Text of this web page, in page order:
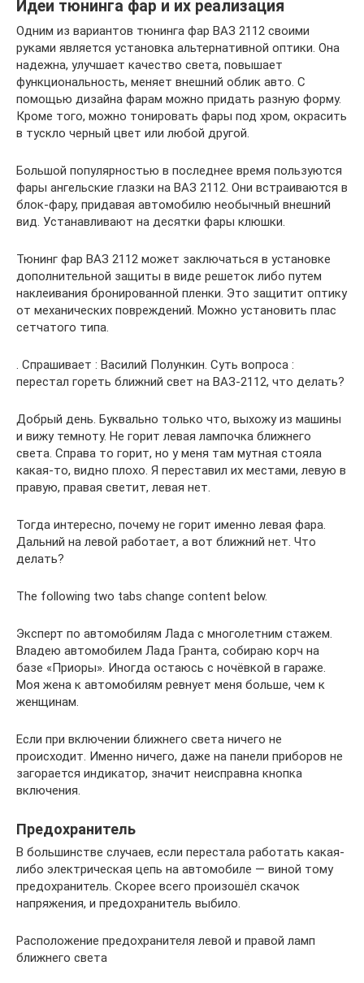
Идеи тюнинга фар и их реализация
Одним из вариантов тюнинга фар ВАЗ 2112 своими
руками является установка альтернативной оптики. Она
надежна, улучшает качество света, повышает
функциональность, меняет внешний облик авто. С
помощью дизайна фарам можно придать разную форму.
Кроме того, можно тонировать фары под хром, окрасить
в тускло черный цвет или любой другой.
Большой популярностью в последнее время пользуются
фары ангельские глазки на ВАЗ 2112. Они встраиваются в
блок-фару, придавая автомобилю необычный внешний
вид. Устанавливают на десятки фары клюшки.
Тюнинг фар ВАЗ 2112 может заключаться в установке
дополнительной защиты в виде решеток либо путем
наклеивания бронированной пленки. Это защитит оптику
от механических повреждений. Можно установить плас
сетчатого типа.
. Спрашивает : Василий Полункин. Суть вопроса :
перестал гореть ближний свет на ВАЗ-2112, что делать?
Добрый день. Буквально только что, выхожу из машины
и вижу темноту. Не горит левая лампочка ближнего
света. Справа то горит, но у меня там мутная стояла
какая-то, видно плохо. Я переставил их местами, левую в
правую, правая светит, левая нет.
Тогда интересно, почему не горит именно левая фара.
Дальний на левой работает, а вот ближний нет. Что
делать?
The following two tabs change content below.
Эксперт по автомобилям Лада с многолетним стажем.
Владею автомобилем Лада Гранта, собираю корч на
базе «Приоры». Иногда остаюсь с ночёвкой в гараже.
Моя жена к автомобилям ревнует меня больше, чем к
женщинам.
Если при включении ближнего света ничего не
происходит. Именно ничего, даже на панели приборов не
загорается индикатор, значит неисправна кнопка
включения.
Предохранитель
В большинстве случаев, если перестала работать какая-
либо электрическая цепь на автомобиле — виной тому
предохранитель. Скорее всего произошёл скачок
напряжения, и предохранитель выбило.
Расположение предохранителя левой и правой ламп
ближнего света